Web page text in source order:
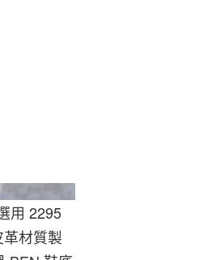
Dr. Martens
用 2295
材質製